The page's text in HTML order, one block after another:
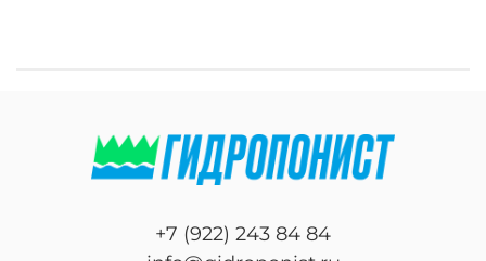
+7 (922) 243 84 84